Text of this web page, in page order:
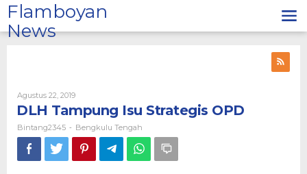
Lewati
ke
konten
Flamboyan
News
Agustus 22, 2019Oleh
DLH Tampung Isu Strategis OPD
Bintang2345 - Bengkulu Tengah